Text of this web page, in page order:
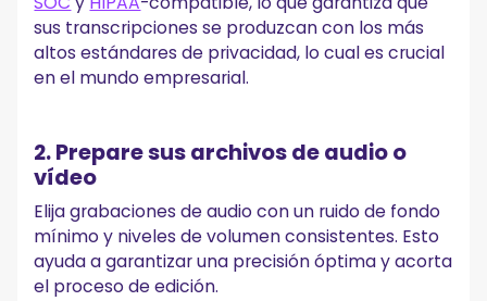
sus transcripciones se produzcan con los más
altos estándares de privacidad, lo cual es crucial
en el mundo empresarial.
2. Prepare sus archivos de audio o
vídeo
Elija grabaciones de audio con un ruido de fondo
mínimo y niveles de volumen consistentes. Esto
ayuda a garantizar una precisión óptima y acorta
el proceso de edición.